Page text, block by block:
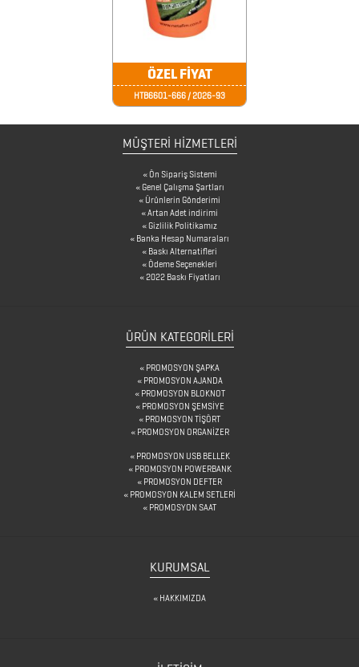
ÖZEL FİYAT
HTB6601-666 / 2026-93
MÜŞTERİ HİZMETLERİ
Ön Sipariş Sistemi
Genel Çalışma Şartları
Ürünlerin Gönderimi
Artan Adet indirimi
Gizlilik Politikamız
Banka Hesap Numaraları
Baskı Alternatifleri
Ödeme Seçenekleri
2022 Baskı Fiyatları
ÜRÜN KATEGORILERI
PROMOSYON ŞAPKA
PROMOSYON AJANDA
PROMOSYON BLOKNOT
PROMOSYON ŞEMSİYE
PROMOSYON TİŞÖRT
PROMOSYON ORGANİZER
PROMOSYON USB BELLEK
PROMOSYON POWERBANK
PROMOSYON DEFTER
PROMOSYON KALEM SETLERİ
PROMOSYON SAAT
KURUMSAL
HAKKIMIZDA